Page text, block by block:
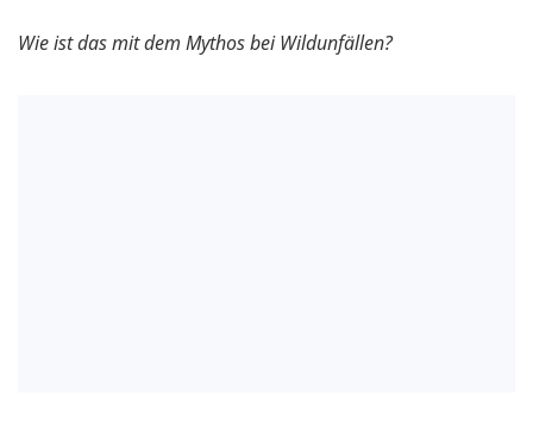
Wie ist das mit dem Mythos bei Wildunfällen?